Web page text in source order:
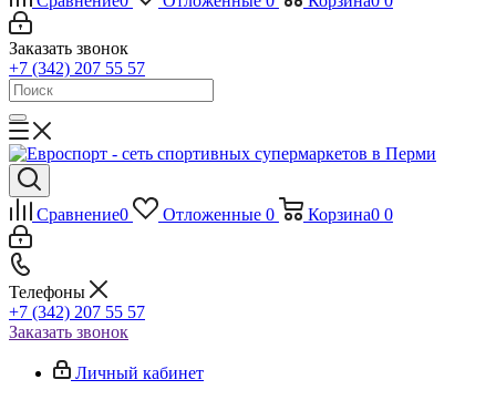
Заказать звонок
+7 (342) 207 55 57
Сравнение0 Отложенные 0 Корзина0 0
Телефоны
+7 (342) 207 55 57
Заказать звонок
Личный кабинет